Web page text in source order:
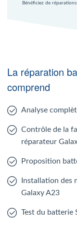
Bénéficiez de
La réparation
comprend
Analyse
Contrôle de la
réparateur
Proposition
Installation des
Galaxy A23
Test du batterie